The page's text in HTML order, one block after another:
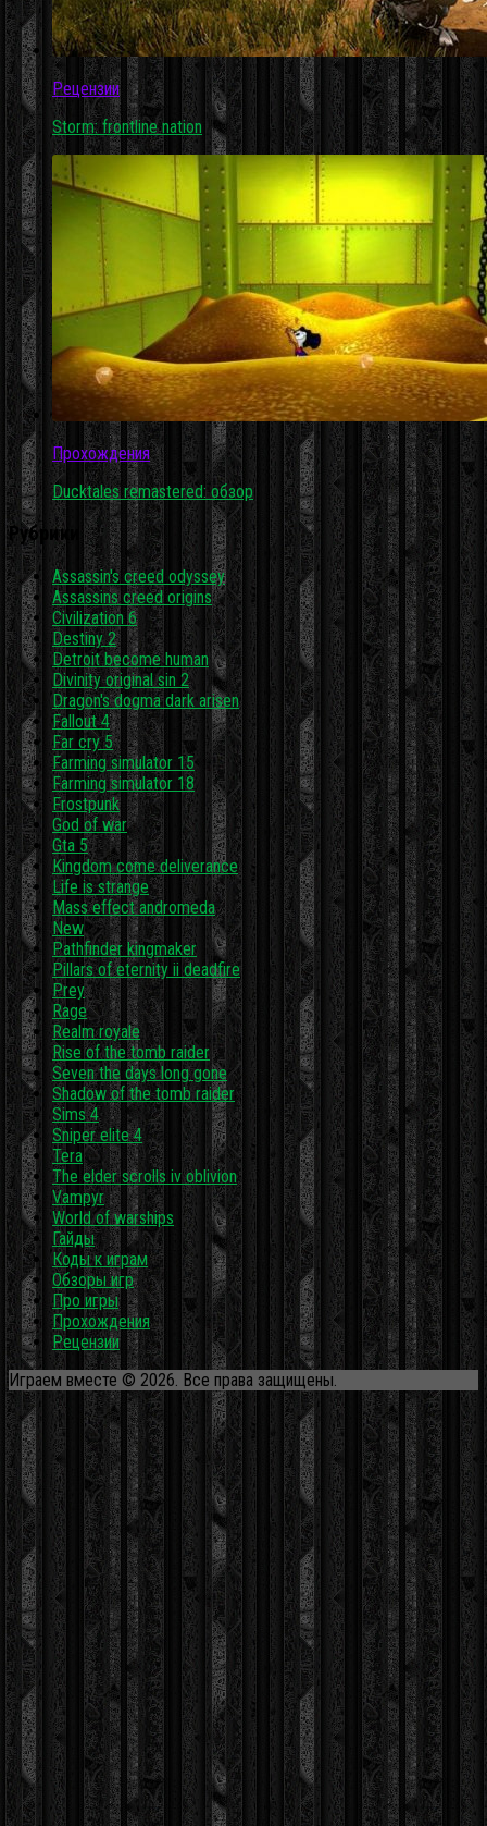
Рецензии
Storm: frontline nation
Прохождения
Ducktales remastered: обзор
Рубрики
Assassin's creed odyssey
Assassins creed origins
Civilization 6
Destiny 2
Detroit become human
Divinity original sin 2
Dragon's dogma dark arisen
Fallout 4
Far cry 5
Farming simulator 15
Farming simulator 18
Frostpunk
God of war
Gta 5
Kingdom come deliverance
Life is strange
Mass effect andromeda
New
Pathfinder kingmaker
Pillars of eternity ii deadfire
Prey
Rage
Realm royale
Rise of the tomb raider
Seven the days long gone
Shadow of the tomb raider
Sims 4
Sniper elite 4
Tera
The elder scrolls iv oblivion
Vampyr
World of warships
Гайды
Коды к играм
Обзоры игр
Про игры
Прохождения
Рецензии
Играем вместе © 2026. Все права защищены.